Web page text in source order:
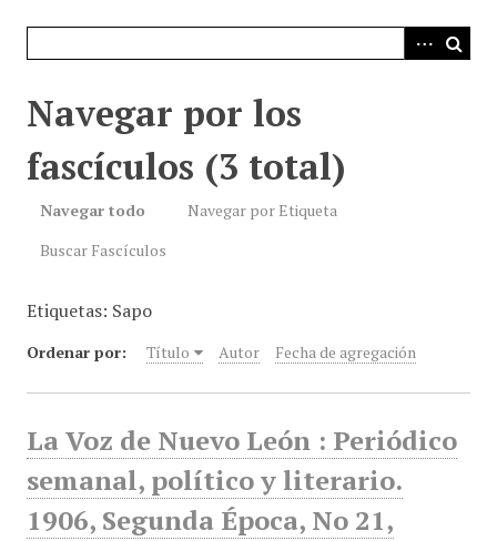
Navegar por los
fascículos (3 total)
Navegar todo
Navegar por Etiqueta
Buscar Fascículos
Etiquetas: Sapo
Ordenar por: Título Autor Fecha de agregación
La Voz de Nuevo León : Periódico
semanal, político y literario.
1906, Segunda Época, No 21,